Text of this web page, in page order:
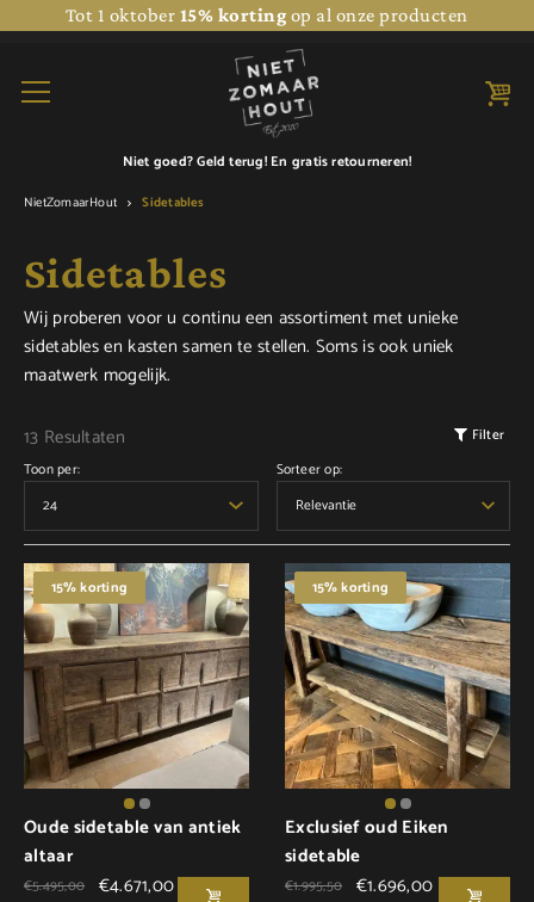
Tot 1 oktober 15% kortingop al onze producten
Niet goed? Geld terug! En gratis retourneren!
NietZomaarHout Sidetables
Sidetables
Wij proberen voor u continu een assortiment met unieke
sidetables en kasten samen te stellen. Soms is ook uniek
maatwerk mogelijk.
13 Resultaten
Filter
Toon per:
Sorteer op:
15% korting
Oude sidetable van antiek
altaar
€5.495,00 €4.671,00
15% korting
Exclusief oud Eiken
sidetable
€1.995,50 €1.696,00